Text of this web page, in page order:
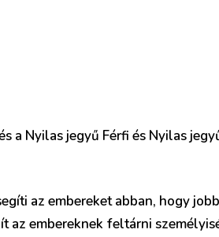
a Nyilas jegyű Férfi és Nyilas
az embereket abban, hogy
az embereknek feltárni